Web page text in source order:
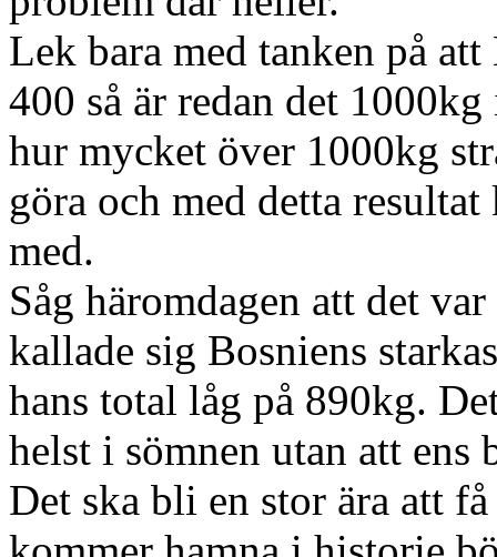
Lek bara med tanken på
400 så är redan det
hur mycket över 1000kg
göra och med detta
med.
Såg häromdagen att det
kallade sig Bosniens
hans total låg på 890kg.
helst i sömnen utan att
Det ska bli en stor ära att